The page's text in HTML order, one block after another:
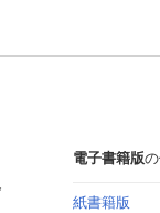
電子書籍版
紙書籍版